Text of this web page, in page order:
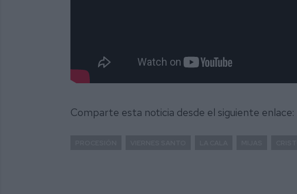
Comparte esta noticia desde el siguiente enlace: